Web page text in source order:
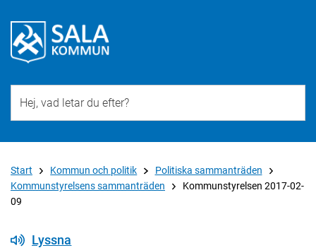
Start Kommun och politik
Politiska sammanträden
Kommunstyrelsens sammanträden
Kommunstyrelsen 2017-02-
09
Lyssna